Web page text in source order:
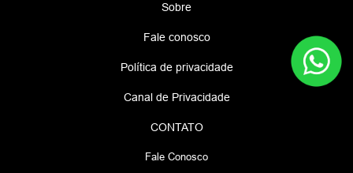
Sobre
Fale conosco
Política de privacidade
Canal de Privacidade
CONTATO
Fale Conosco